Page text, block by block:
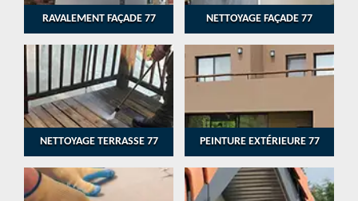
RAVALEMENT FAÇADE 77 NETTOYAGE FAÇADE 77
NETTOYAGE TERRASSE 77 PEINTURE EXTÉRIEURE 77